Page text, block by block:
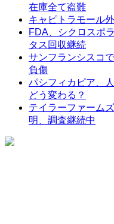
在庫全て盗難
キャピトラモール
FDA、シクロスポ
タス回収継続
サンフランシスコ
負傷
パシフィカピア、
どう変わる？
テイラーファーム
明、調査継続中